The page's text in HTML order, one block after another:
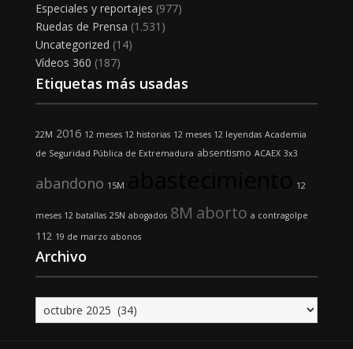
Especiales y reportajes (977)
Ruedas de Prensa (1.531)
Uncategorized (14)
Vídeos 360 (187)
Etiquetas más usadas
22M 2016 12 meses 12 historias 12 meses 12 leyendas Academia
de Seguridad Pública de Extremadura absentismo ACAEX 3x3
abandono 15M 12
meses 12 batallas 25N abogados 8M aborto a contragolpe
112 19 de marzo abonos
Archivo
Archivo